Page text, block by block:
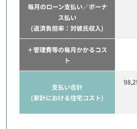
毎月のローン支払い／ボーナ
ス払い
(返済負担率：対彼氏収入)
＋管理費等の毎月かかるコス
ト
支払い合計
(家計における住宅コスト)